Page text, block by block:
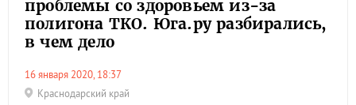
проблемы со здоровьем из-за
полигона ТКО. Юга.ру разбирались,
в чем дело
16 января 2020, 18:37
Краснодарский край